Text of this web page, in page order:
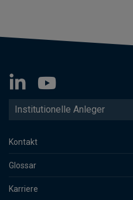
Institutionelle Anleger
Kontakt
Glossar
Karriere